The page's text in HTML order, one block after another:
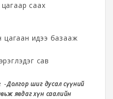
саах
цагаан идээ базааж
сав
-Долгор шиг дусал сүүний
явдаг хүн саалийн